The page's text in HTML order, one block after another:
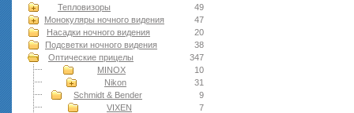
49
Тепловизоры
47
Монокуляры ночного видения
20
Насадки ночного видения
38
Подсветки ночного видения
347
Оптические прицелы
10
MINOX
31
Nikon
9
Schmidt & Bender
7
VIXEN